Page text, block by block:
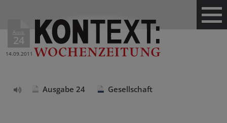
Ausg.
24
14.09.2011
Ausgabe 24 Gesellschaft